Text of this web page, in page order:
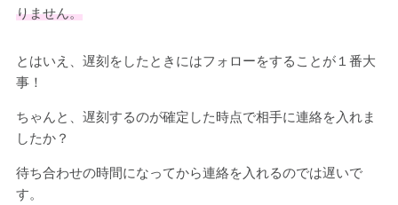
りません。
とはいえ、遅刻をしたときにはフォローをすることが１番大
事！
ちゃんと、遅刻するのが確定した時点で相手に連絡を入れま
したか？
待ち合わせの時間になってから連絡を入れるのでは遅いで
す。